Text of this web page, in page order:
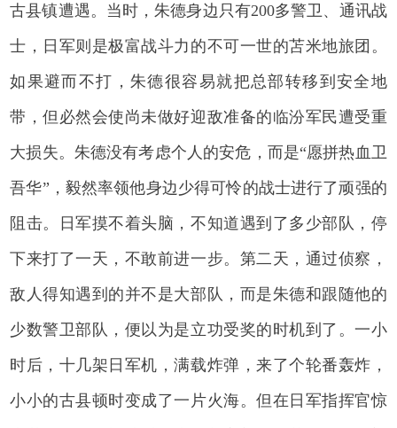
古县镇遭遇。当时，朱德身边只有200多警卫、通讯战
士，日军则是极富战斗力的不可一世的苫米地旅团。
如果避而不打，朱德很容易就把总部转移到安全地
带，但必然会使尚未做好迎敌准备的临汾军民遭受重
大损失。朱德没有考虑个人的安危，而是“愿拼热血卫
吾华”，毅然率领他身边少得可怜的战士进行了顽强的
阻击。日军摸不着头脑，不知道遇到了多少部队，停
下来打了一天，不敢前进一步。第二天，通过侦察，
敌人得知遇到的并不是大部队，而是朱德和跟随他的
少数警卫部队，便以为是立功受奖的时机到了。一小
时后，十几架日军机，满载炸弹，来了个轮番轰炸，
小小的古县顿时变成了一片火海。但在日军指挥官惊